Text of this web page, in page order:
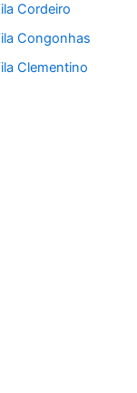
Cordeiro
Congonhas
Clementino